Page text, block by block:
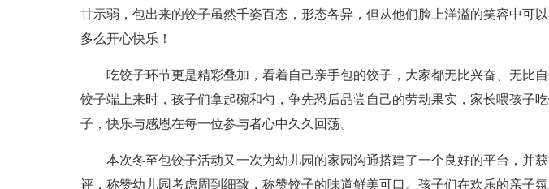
甘示弱，包出来的饺子虽然千姿百态，形态各异，但从他们脸上洋溢的笑容中可
多么开心快乐！
吃饺子环节更是精彩叠加，看着自己亲手包的饺子，大家都无比兴奋、无比自
饺子端上来时，孩子们拿起碗和勺，争先恐后品尝自己的劳动果实，家长喂孩子
子，快乐与感恩在每一位参与者心中久久回荡。
本次冬至包饺子活动又一次为幼儿园的家园沟通搭建了一个良好的平台，并获
评，称赞幼儿园考虑周到细致，称赞饺子的味道鲜美可口。孩子们在欢乐的亲子